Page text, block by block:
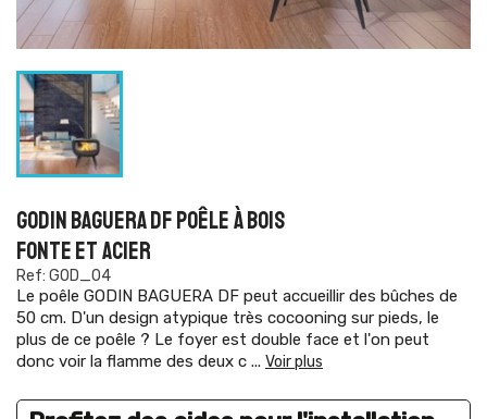
GODIN BAGUERA DF POÊLE À BOIS
FONTE ET ACIER
Ref: GOD_04
Le poêle GODIN BAGUERA DF peut accueillir des bûches de
50 cm. D'un design atypique très cocooning sur pieds, le
plus de ce poêle ? Le foyer est double face et l'on peut
donc voir la flamme des deux c ... Voir plus